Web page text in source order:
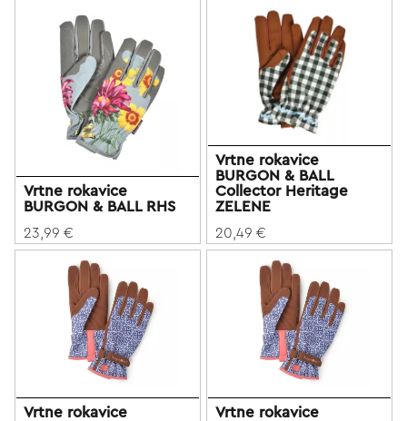
Vrtne rokavice
BURGON & BALL RHS
23,99 €
Vrtne rokavice
BURGON & BALL
Collector Heritage
ZELENE
20,49 €
Vrtne rokavice
Vrtne rokavice